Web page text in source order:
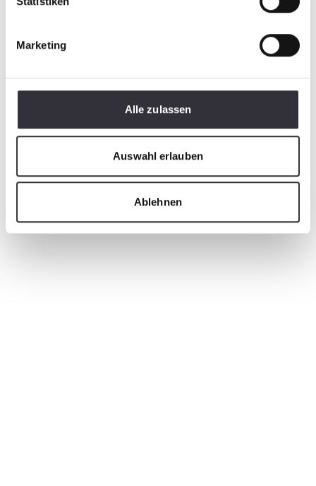
Marketing
Alle zulassen
Auswahl erlauben
Ablehnen